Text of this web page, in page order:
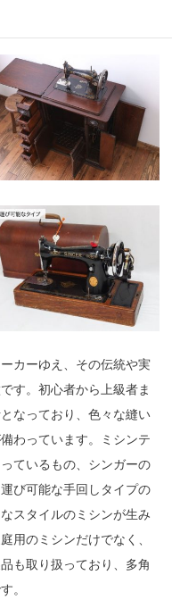
カーゆえ、その伝統や実
す。初心者から上級者ま
なっており、色々な縫い
わっています。ミシンテ
ているもの、シンガーの
び可能な手回しタイプの
スタイルのミシンが生み
用のミシンだけでなく、
も取り扱っており、多角
。